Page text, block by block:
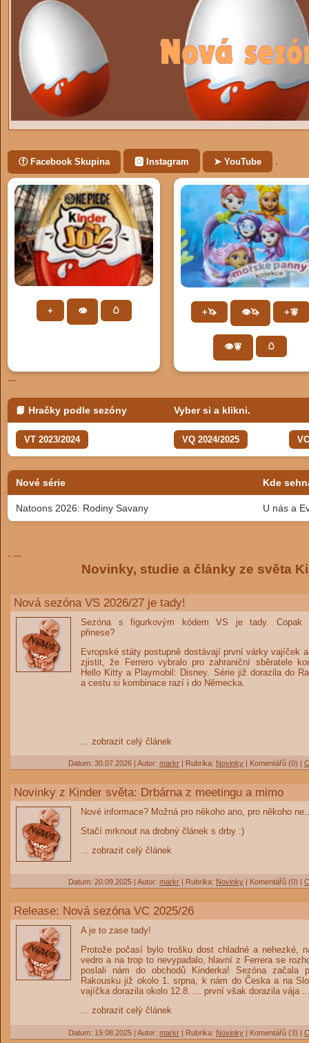
ⓕ Facebook Skupina 🅾 Instagram ➤ YouTube .
+ 👁️ 🥚 +🦄 👁️🦄 +🧚
👁️🧚 🥚
...
📙 Hračky podle sezóny Vyber si a klikni.
VT 2023/2024 VQ 2024/2025
Nové série Kde
Natoons 2026: Rodiny Savany U nás a
. ...
Novinky, studie a články ze světa
Nová sezóna VS 2026/27 je tady!
Sezóna s figurkovým kódem VS je tady. Copak
přinese?
Evropské státy postupně dostávají první várky vajíček
zjistit, že Ferrero vybralo pro zahraniční sběratele
Hello Kitty a Playmobil: Disney. Série již dorazila do
a cestu si kombinace razí i do Německa.
... zobrazit celý článek
Datum: 30.07.2026 | Autor: markr | Rubrika: Novinky | Komentářů (0) |
Novinky z Kinder světa: Drbárna z meetingu a mimo
Nové informace? Možná pro někoho ano, pro někoho
Stačí mrknout na drobný článek s drby :)
... zobrazit celý článek
Datum: 20.09.2025 | Autor: markr | Rubrika: Novinky | Komentářů (0) |
Release: Nová sezóna VC 2025/26
A je to zase tady!
Protože počasí bylo trošku dost chladné a nehezké,
vedro a na trop to nevypadalo, hlavní z Ferrera se
poslali nám do obchodů Kinderka! Sezóna začala
Rakousku již okolo 1. srpna, k nám do Česka a na
vajíčka dorazila okolo 12.8. ... první však dorazila vája
... zobrazit celý článek
Datum: 19.08.2025 | Autor: markr | Rubrika: Novinky | Komentářů (3) |